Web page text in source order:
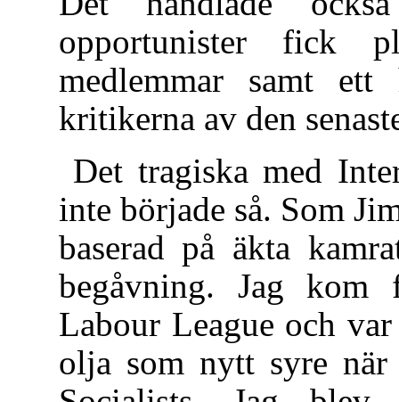
opportunister fick
medlemmar samt ett
kritikerna av den
Det tragiska med
inte började så. Som
baserad på äkta
begåvning. Jag kom
Labour League och
olja som nytt syre